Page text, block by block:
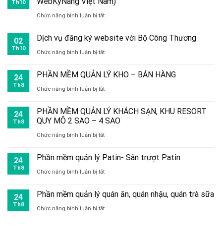
phép
tặc
toàn
bộ
thống
nút
liên
Phan
Thiết
Th10
Chức năng bình luận bị tắtở
–
kho
(của
Nam)
02
Th10
Dịch vụ đăng ký website với Bộ Công Thương
Chức năng bình luận bị tắtở
ký
website
với
24
Th8
PHẦN MỀM QUẢN LÝ KHO – BÁN HÀNG
Chức năng bình luận bị tắtở
MỀM
KHO
–
HÀNG
24
Th8
PHẦN MỀM QUẢN LÝ KHÁCH SẠN, KHU RESORT
QUY MÔ 2 SAO – 4 SAO
Chức năng bình luận bị tắtở
24
Th8
Phần mềm quản lý Patin- Sân trượt Patin
Chức năng bình luận bị tắtở
mềm
24
Th8
Phần mềm quản lý quán ăn, quán nhậu, quán trà sữa
Chức năng bình luận bị tắtở